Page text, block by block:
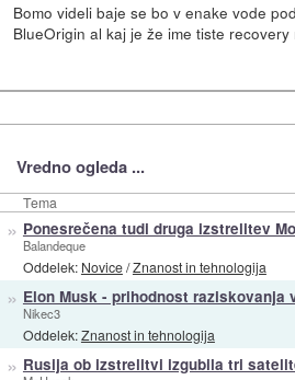
Bomo videli baje se bo v enake vode
BlueOrigin al kaj je že ime tiste recovery
Vredno ogleda ...
Tema
» Ponesrečena tudi druga izstrelitev
Balandeque
Oddelek: Novice/Znanost in tehnologija
» Elon Musk - prihodnost raziskovanja
Nikec3
Oddelek:Znanost in tehnologija
» Rusija ob izstrelitvi izgubila tri